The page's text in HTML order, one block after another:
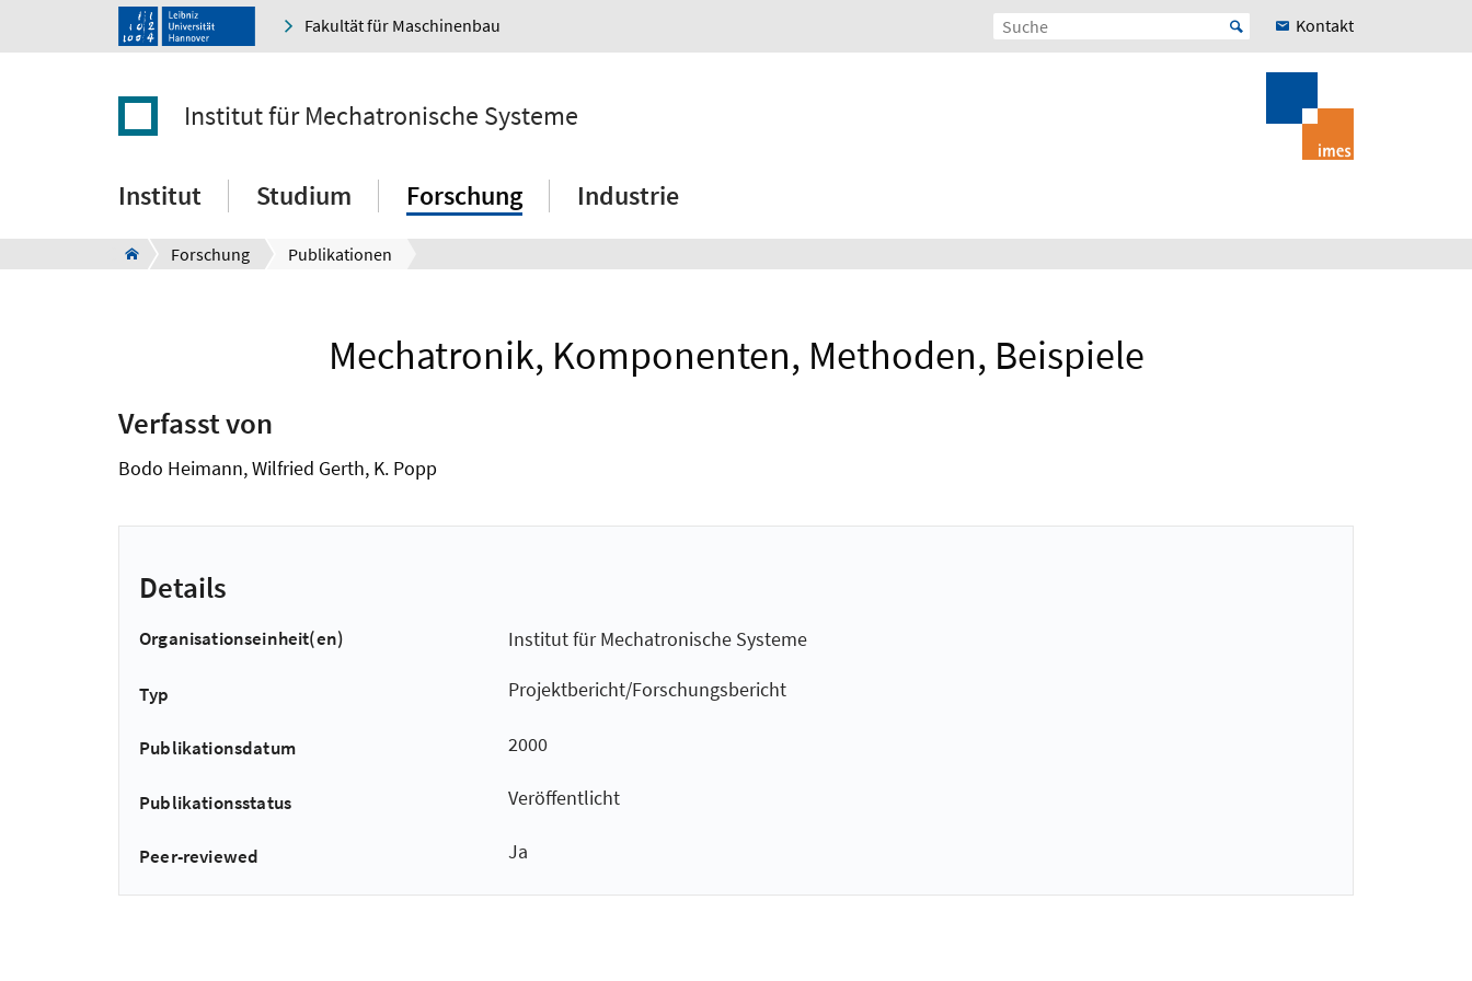
Fakultät für Maschinenbau Kontakt
Institut für Mechatronische Systeme
Institut Studium Forschung Industrie
Forschung Publikationen
Mechatronik, Komponenten, Methoden, Beispiele
Verfasst von
Bodo Heimann, Wilfried Gerth, K. Popp
Details
Organisationseinheit(en) Institut für Mechatronische Systeme
Typ Projektbericht/Forschungsbericht
Publikationsdatum 2000
Publikationsstatus Veröffentlicht
Peer-reviewed Ja